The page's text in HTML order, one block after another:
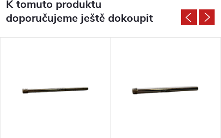
K tomuto produktu
doporučujeme ještě dokoupit